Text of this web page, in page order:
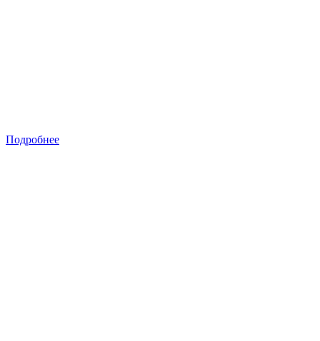
Подробнее